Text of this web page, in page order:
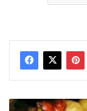
Posna